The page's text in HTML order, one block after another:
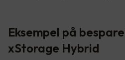
Eksempel på
xStorage Hybrid